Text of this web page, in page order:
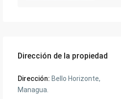
Dirección de la propiedad
Dirección: Bello Horizonte,
Managua.